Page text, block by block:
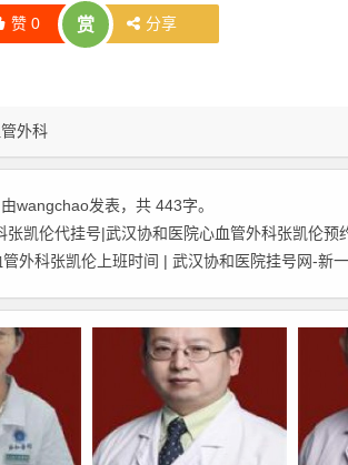
赞0 赏 分享
外科
wangchao发表，共 443字。
张凯伦代挂号|武汉协和医院心血管外科张凯伦预
外科张凯伦上班时间 | 武汉协和医院挂号网-新